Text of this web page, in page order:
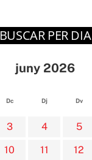
BUSCAR PER DIA
juny 2026
Dc Dj Dv
3 4 5
10 11 12